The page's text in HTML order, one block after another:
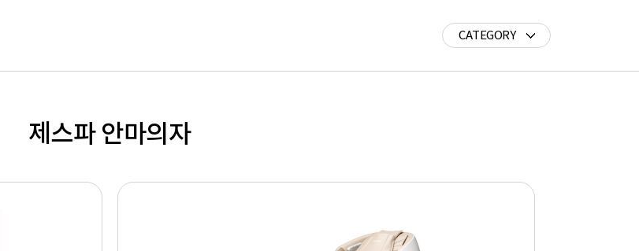
CATEGORY
제스파 안마의자